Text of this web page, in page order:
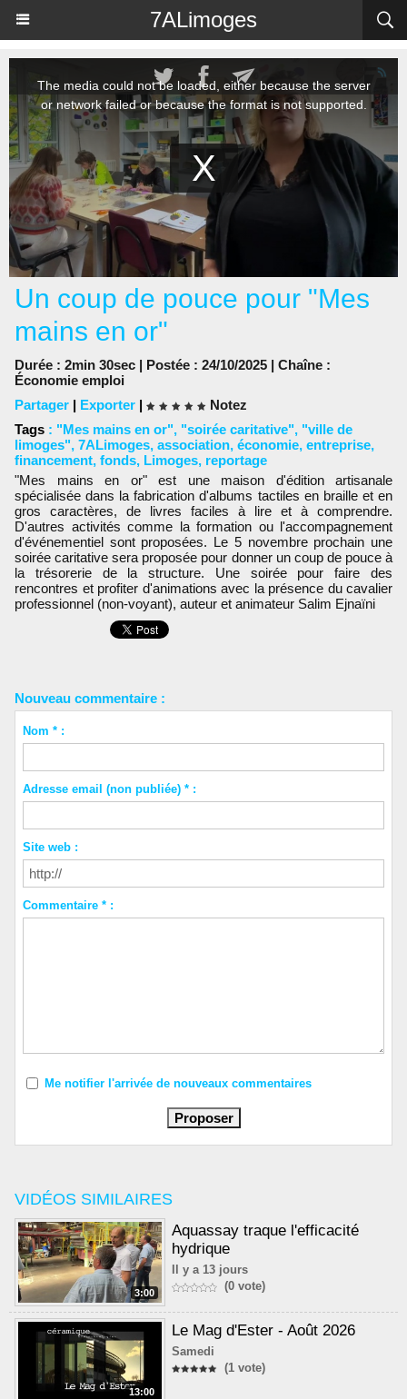
7ALimoges
VIDÉOS SIMILAIRES
3:00
Aquassay traque l'efficacité
hydrique
Il y a 13 jours
(0 vote)
13:00
Le Mag d'Ester - Août 2026
Samedi
(1 vote)
Un coup de pouce pour "Mes
mains en or"
Durée : 2min 30sec | Postée : 24/10/2025 | Chaîne :
Économie emploi
Partager | Exporter |
Notez
Tags : "Mes mains en or", "soirée caritative", "ville de
limoges", 7ALimoges, association, économie, entreprise,
financement, fonds, Limoges, reportage
"Mes mains en or" est une maison d'édition artisanale
spécialisée dans la fabrication d'albums tactiles en braille et en
gros caractères, de livres faciles à lire et à comprendre.
D'autres activités comme la formation ou l'accompagnement
d'événementiel sont proposées. Le 5 novembre prochain une
soirée caritative sera proposée pour donner un coup de pouce à
la trésorerie de la structure. Une soirée pour faire des
rencontres et profiter d'animations avec la présence du cavalier
professionnel (non-voyant), auteur et animateur Salim Ejnaïni
Nouveau commentaire :
Nom * :
Adresse email (non publiée) * :
Site web :
Commentaire * :
Me notifier l'arrivée de nouveaux commentaires